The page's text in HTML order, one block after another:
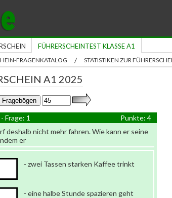
FÜHRERSCHEINTEST KLASSE A1
FRAGENKATALOG / STATISTIKEN ZUR
A1 2025
Frage: 1
Punkte: 4
deshalb nicht mehr fahren. Wie kann er seine
er
- zwei Tassen starken Kaffee trinkt
- eine halbe Stunde spazieren geht